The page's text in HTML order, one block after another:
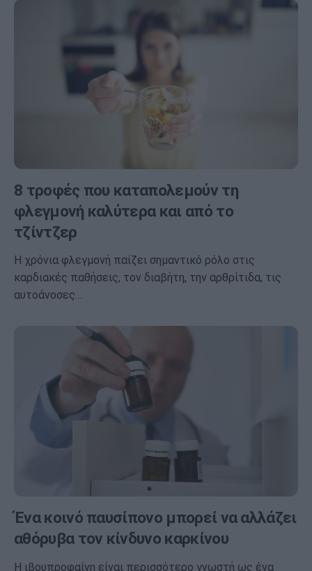
8 τροφές που καταπολεμούν τη
φλεγμονή καλύτερα και από το
τζίντζερ
Η χρόνια φλεγμονή παίζει σημαντικό ρόλο στις
καρδιακές παθήσεις, τον διαβήτη, την αρθρίτιδα, τις
αυτοάνοσες…
Ένα κοινό παυσίπονο μπορεί να αλλάζει
αθόρυβα τον κίνδυνο καρκίνου
Η ιβουπροφαίνη είναι περισσότερο γνωστή ως ένα